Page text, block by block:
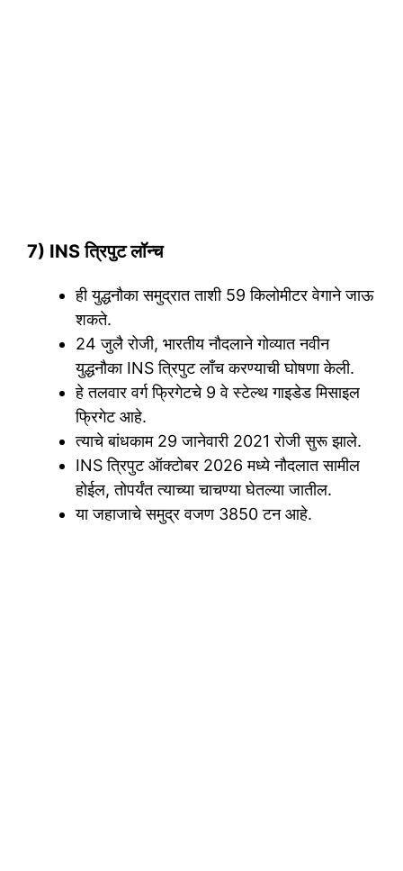
7) INS त्रिपुट लॉन्च
ही युद्धनौका समुद्रात ताशी 59 किलोमीटर वेगाने जाऊ
शकते.
24 जुलै रोजी, भारतीय नौदलाने गोव्यात नवीन
युद्धनौका INS त्रिपुट लाँच करण्याची घोषणा केली.
हे तलवार वर्ग फ्रिगेटचे 9 वे स्टेल्थ गाइडेड मिसाइल
फ्रिगेट आहे.
त्याचे बांधकाम 29 जानेवारी 2021 रोजी सुरू झाले.
INS त्रिपुट ऑक्टोबर 2026 मध्ये नौदलात सामील
होईल, तोपर्यंत त्याच्या चाचण्या घेतल्या जातील.
या जहाजाचे समुद्र वजण 3850 टन आहे.